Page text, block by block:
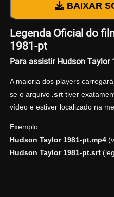
BAIXAR
Legenda Oficial do
1981-pt
Para assistir Hudson Taylor
A maioria dos players
se o arquivo .srttiver
vídeo e estiver localizado na
Exemplo:
Hudson Taylor 1981-pt.mp4
Hudson Taylor 1981-pt.srt